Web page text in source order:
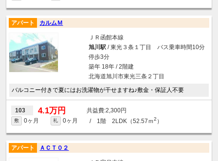
アパート カルムＭ
ＪＲ函館本線
旭川駅/ 東光３条１丁目 バス乗車時間10分
停歩3分
築年 18年 / 2階建
北海道旭川市東光三条２丁目
バルコニー付きで夏にはお洗濯物が干せますね♪敷金・保証人不要
103 4.1万円 2,300円
敷 0ヶ月 礼 0ヶ月 / 1階 2LDK（52.57ｍ2 ）
アパート ＡＣＴ０２